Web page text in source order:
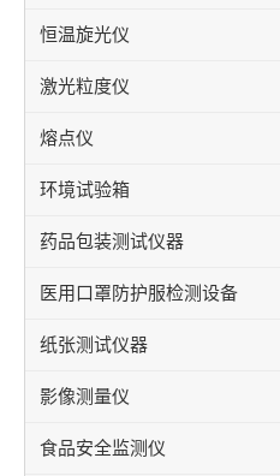
恒温旋光仪
激光粒度仪
熔点仪
环境试验箱
药品包装测试仪器
医用口罩防护服检测设备
纸张测试仪器
影像测量仪
食品安全监测仪